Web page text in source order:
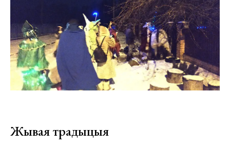
Жывая традыцыя